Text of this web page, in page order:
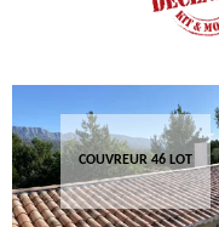
COUVREUR 46 LOT